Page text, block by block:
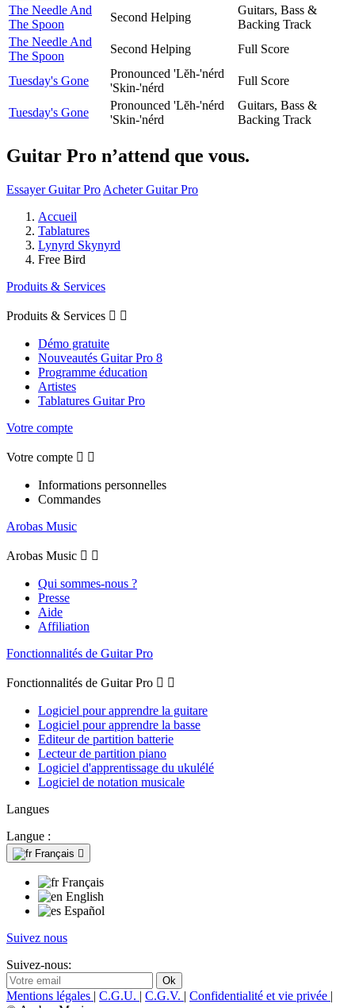
The Needle And
The Spoon
Second Helping
Guitars, Bass &
Backing Track
The Needle And
The Spoon
Second Helping Full Score
Tuesday's Gone
Pronounced 'Lĕh-'nérd
'Skin-'nérd
Full Score
Tuesday's Gone
Pronounced 'Lĕh-'nérd
'Skin-'nérd
Guitars, Bass &
Backing Track
Guitar Pro n’attend que vous.
Essayer Guitar Pro Acheter Guitar Pro
Accueil
Tablatures
Lynyrd Skynyrd
Free Bird
Produits & Services
Produits & Services  
Démo gratuite
Nouveautés Guitar Pro 8
Programme éducation
Artistes
Tablatures Guitar Pro
Votre compte
Votre compte  
Informations personnelles
Commandes
Arobas Music
Arobas Music  
Qui sommes-nous ?
Presse
Aide
Affiliation
Fonctionnalités de Guitar Pro
Fonctionnalités de Guitar Pro  
Logiciel pour apprendre la guitare
Logiciel pour apprendre la basse
Editeur de partition batterie
Lecteur de partition piano
Logiciel d'apprentissage du ukulélé
Logiciel de notation musicale
Langues
Langue :
Français 
Français
English
Español
Suivez nous
Suivez-nous:
Mentions légales | C.G.U. | C.G.V. | Confidentialité et vie privée |